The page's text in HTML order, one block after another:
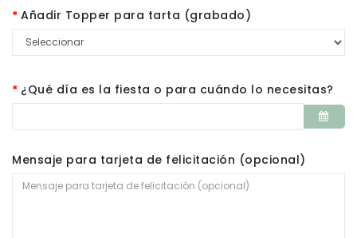
Añadir Topper para tarta (grabado)
¿Qué día es la fiesta o para cuándo lo necesitas?
Mensaje para tarjeta de felicitación (opcional)